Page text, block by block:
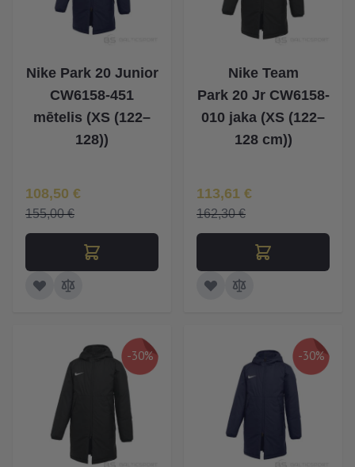
Nike Park 20 Junior
CW6158-451
mētelis (XS (122–
128))
Īpaša Cena
108,50 €
155,00 €
Nike Team
Park 20 Jr CW6158-
010 jaka (XS (122–
128 cm))
Īpaša Cena
113,61 €
162,30 €
-30% -30%